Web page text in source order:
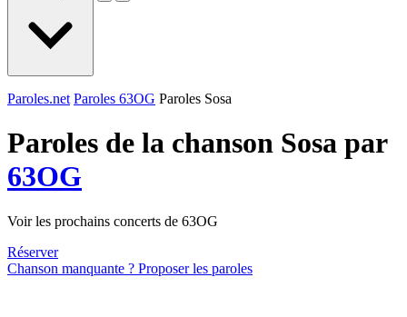
Paroles.net Paroles 63OG Paroles Sosa
Paroles de la chanson Sosa par
63OG
Voir les prochains concerts de 63OG
Réserver
Chanson manquante ? Proposer les paroles